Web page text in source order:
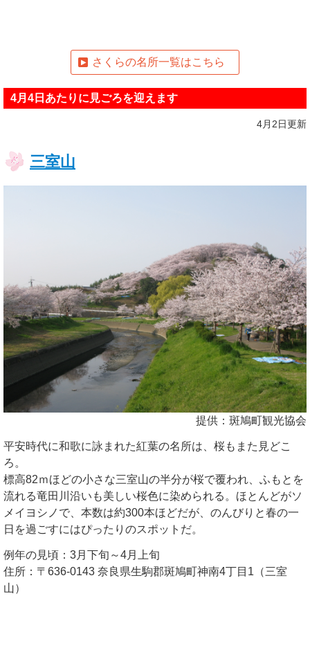
さくらの名所一覧はこちら
4月4日あたりに見ごろを迎えます
4月2日更新
三室山
提供：斑鳩町観光協会
平安時代に和歌に詠まれた紅葉の名所は、桜もまた見どこ
ろ。
標高82ｍほどの小さな三室山の半分が桜で覆われ、ふもとを
流れる竜田川沿いも美しい桜色に染められる。ほとんどがソ
メイヨシノで、本数は約300本ほどだが、のんびりと春の一
日を過ごすにはぴったりのスポットだ。
例年の見頃：3月下旬～4月上旬
住所：〒636-0143 奈良県生駒郡斑鳩町神南4丁目1（三室
山）